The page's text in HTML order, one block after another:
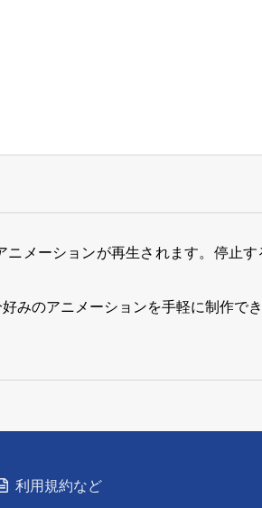
メーションが再生されます。停止
みのアニメーションを手軽に制作でき
利用規約など